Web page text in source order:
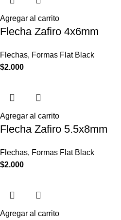
Agregar al carrito
Flecha Zafiro 4x6mm
Flechas, Formas Flat Black
$2.000
Agregar al carrito
Flecha Zafiro 5.5x8mm
Flechas, Formas Flat Black
$2.000
Agregar al carrito